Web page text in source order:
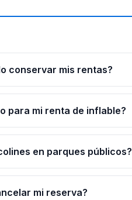
conservar mis rentas?
para mi renta de inflable?
en parques públicos?
mi reserva?